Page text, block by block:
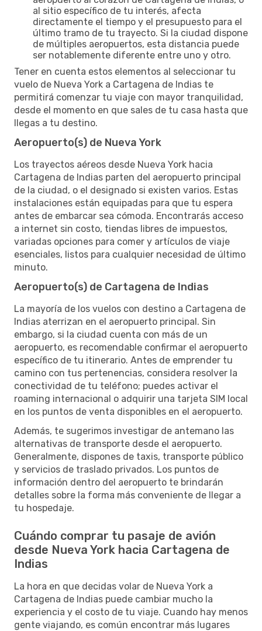
al sitio específico de tu interés, afecta
directamente el tiempo y el presupuesto para el
último tramo de tu trayecto. Si la ciudad dispone
de múltiples aeropuertos, esta distancia puede
ser notablemente diferente entre uno y otro.
Tener en cuenta estos elementos al seleccionar tu
vuelo de Nueva York a Cartagena de Indias te
permitirá comenzar tu viaje con mayor tranquilidad,
desde el momento en que sales de tu casa hasta que
llegas a tu destino.
Aeropuerto(s) de Nueva York
Los trayectos aéreos desde Nueva York hacia
Cartagena de Indias parten del aeropuerto principal
de la ciudad, o el designado si existen varios. Estas
instalaciones están equipadas para que tu espera
antes de embarcar sea cómoda. Encontrarás acceso
a internet sin costo, tiendas libres de impuestos,
variadas opciones para comer y artículos de viaje
esenciales, listos para cualquier necesidad de último
minuto.
Aeropuerto(s) de Cartagena de Indias
La mayoría de los vuelos con destino a Cartagena de
Indias aterrizan en el aeropuerto principal. Sin
embargo, si la ciudad cuenta con más de un
aeropuerto, es recomendable confirmar el aeropuerto
específico de tu itinerario. Antes de emprender tu
camino con tus pertenencias, considera resolver la
conectividad de tu teléfono; puedes activar el
roaming internacional o adquirir una tarjeta SIM local
en los puntos de venta disponibles en el aeropuerto.
Además, te sugerimos investigar de antemano las
alternativas de transporte desde el aeropuerto.
Generalmente, dispones de taxis, transporte público
y servicios de traslado privados. Los puntos de
información dentro del aeropuerto te brindarán
detalles sobre la forma más conveniente de llegar a
tu hospedaje.
Cuándo comprar tu pasaje de avión
desde Nueva York hacia Cartagena de
Indias
La hora en que decidas volar de Nueva York a
Cartagena de Indias puede cambiar mucho la
experiencia y el costo de tu viaje. Cuando hay menos
gente viajando, es común encontrar más lugares